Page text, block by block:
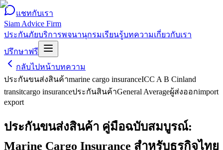
แชทกับเรา
Siam Advice Firm
ประกันภัยบริการพจนานุกรมเรียนรู้บทความเกี่ยวกับเรา
ปรึกษาฟรี
กลับไปหน้าบทความ
ประกันขนส่งสินค้าmarine cargo insuranceICC A B Cinland
transitcargo insuranceประกันสินค้าGeneral Averageผู้ส่งออกimport
export
ประกันขนส่งสินค้า คู่มือฉบับสมบูรณ์:
Marine Cargo Insurance สำหรับธุรกิจไทย